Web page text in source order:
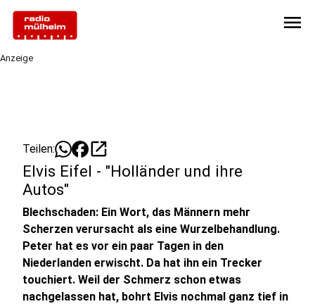
menu
Anzeige
Teilen: open_in_new
Elvis Eifel - "Holländer und ihre
Autos"
Blechschaden: Ein Wort, das Männern mehr
Scherzen verursacht als eine Wurzelbehandlung.
Peter hat es vor ein paar Tagen in den
Niederlanden erwischt. Da hat ihn ein Trecker
touchiert. Weil der Schmerz schon etwas
nachgelassen hat, bohrt Elvis nochmal ganz tief in